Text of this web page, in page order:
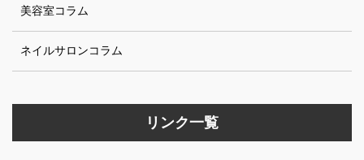
美容室コラム
ネイルサロンコラム
リンク一覧